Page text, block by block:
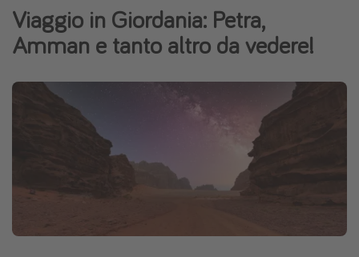
Albania
Grecia
Egitto
Capo Verde
Tipo di vacanza
Viaggio in Giordania: Petra,
Amman e tanto altro da vedere!